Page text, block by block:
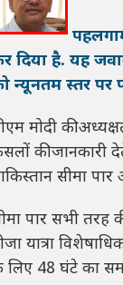
दिया है. यह
न्यूनतम स्तर पर
मोदी की
की जानकारी
सीमा
पार सभी तरह
यात्रा
लिए 48 घंटे का